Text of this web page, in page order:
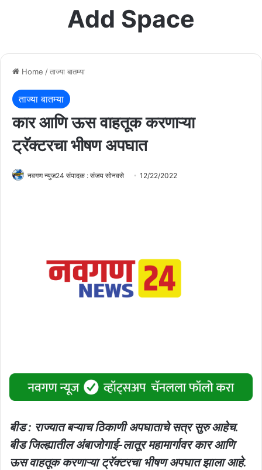
Add Space
Home /ताज्या बातम्या
ताज्या बातम्या
कार आणि ऊस वाहतूक करणाऱ्या
ट्रॅक्टरचा भीषण अपघात
नवगण न्युज24 संपादक : संजय सोनवसे 12/22/2022
बीड : राज्यात बऱ्याच ठिकाणी अपघाताचे सत्र सुरु आहेच.
बीड जिल्ह्यातील अंबाजोगाई-लातूर महामार्गावर कार आणि
ऊस वाहतूक करणाऱ्या ट्रॅक्टरचा भीषण अपघात झाला आहे.